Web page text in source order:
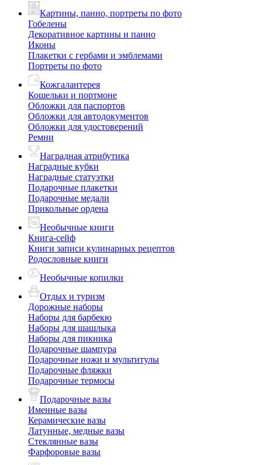
Картины, панно, портреты по фото
Гобелены
Декоративное картины и панно
Иконы
Плакетки с гербами и эмблемами
Портреты по фото
Кожгалантерея
Кошельки и портмоне
Обложки для паспортов
Обложки для автодокументов
Обложки для удостоверений
Ремни
Наградная атрибутика
Наградные кубки
Наградные статуэтки
Подарочные плакетки
Подарочные медали
Прикольные ордена
Необычные книги
Книга-сейф
Книги записи кулинарных рецептов
Родословные книги
Необычные копилки
Отдых и туризм
Дорожные наборы
Наборы для барбекю
Наборы для шашлыка
Наборы для пикника
Подарочные шампура
Подарочные ножи и мультитулы
Подарочные фляжки
Подарочные термосы
Подарочные вазы
Именные вазы
Керамические вазы
Латунные, медные вазы
Стеклянные вазы
Фарфоровые вазы